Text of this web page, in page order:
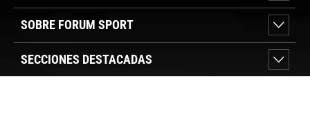
SOBRE FORUM SPORT
SECCIONES DESTACADAS